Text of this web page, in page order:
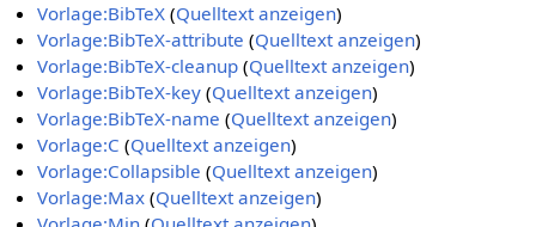
Vorlage:BibTeX (Quelltext anzeigen)
Vorlage:BibTeX-attribute (Quelltext anzeigen)
Vorlage:BibTeX-cleanup (Quelltext anzeigen)
Vorlage:BibTeX-key (Quelltext anzeigen)
Vorlage:BibTeX-name (Quelltext anzeigen)
Vorlage:C (Quelltext anzeigen)
Vorlage:Collapsible (Quelltext anzeigen)
Vorlage:Max (Quelltext anzeigen)